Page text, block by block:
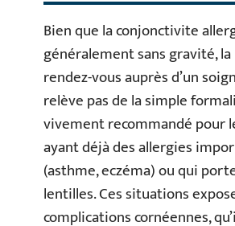
Bien que la conjonctivite
généralement sans gravité,
rendez-vous auprès d’un
relève pas de la simple
vivement recommandé pour
ayant déjà des allergies
(asthme, eczéma) ou qui
lentilles. Ces situations
complications cornéennes,